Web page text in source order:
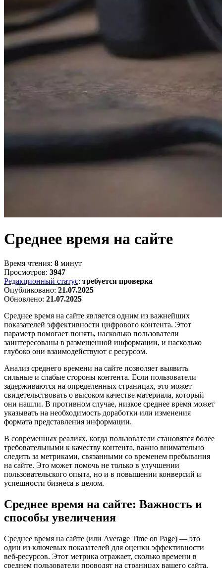
Среднее время на сайте
Время чтения: 8 минут
Просмотров: 3947
Редакционный статус: требуется проверка
Опубликовано: 21.07.2025
Обновлено: 21.07.2025
Среднее время на сайте является одним из важнейших
показателей эффективности цифрового контента. Этот
параметр помогает понять, насколько пользователи
заинтересованы в размещенной информации, и насколько
глубоко они взаимодействуют с ресурсом.
Анализ среднего времени на сайте позволяет выявить
сильные и слабые стороны контента. Если пользователи
задерживаются на определенных страницах, это может
свидетельствовать о высоком качестве материала, который
они нашли. В противном случае, низкое среднее время может
указывать на необходимость доработки или изменения
формата представления информации.
В современных реалиях, когда пользователи становятся более
требовательными к качеству контента, важно внимательно
следить за метриками, связанными со временем пребывания
на сайте. Это может помочь не только в улучшении
пользовательского опыта, но и в повышении конверсий и
успешности бизнеса в целом.
Среднее время на сайте: Важность и
способы увеличения
Среднее время на сайте (или Average Time on Page) — это
один из ключевых показателей для оценки эффективности
веб-ресурсов. Этот метрика отражает, сколько времени в
среднем пользователи проводят на страницах вашего сайта.